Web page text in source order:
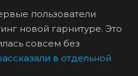
пользователи
новой гарнитуре. Это
совсем без
в отдельной